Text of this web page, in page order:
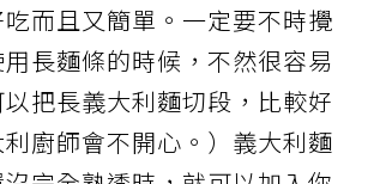
而且又簡單。一定要不時攪
長麵條的時候，不然很容易
把長義大利麵切段，比較好
廚師會不開心。）義大利麵